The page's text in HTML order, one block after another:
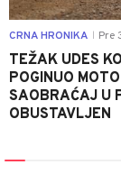
CRNA HRONIKA Pre
TEŽAK UDES
POGINUO
SAOBRAĆAJ U
OBUSTAVLJEN